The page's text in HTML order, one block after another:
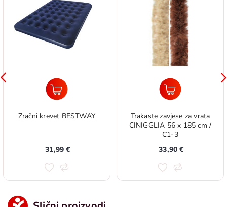
Zračni krevet BESTWAY
31,99 €
Trakaste zavjese za vrata
CINIGGLIA 56 x 185 cm /
C1-3
33,90 €